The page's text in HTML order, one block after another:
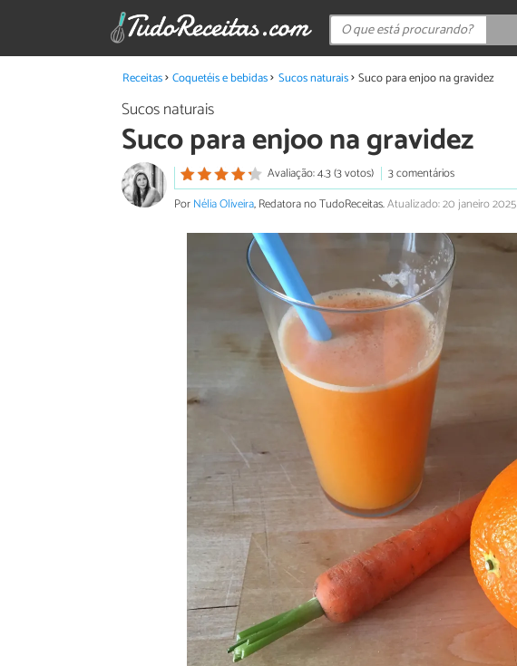
Receitas Coquetéis e bebidas Sucos naturais Suco para enjoo na gravidez
Sucos naturais
Suco para enjoo na gravidez
Avaliação: 4.3 (3 votos)
3 comentários
PorNélia Oliveira, Redatora no TudoReceitas.Atualizado: 20 janeiro 2025